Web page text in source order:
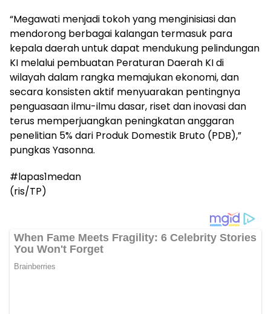
“Megawati menjadi tokoh yang menginisiasi dan
mendorong berbagai kalangan termasuk para
kepala daerah untuk dapat mendukung pelindungan
KI melalui pembuatan Peraturan Daerah KI di
wilayah dalam rangka memajukan ekonomi, dan
secara konsisten aktif menyuarakan pentingnya
penguasaan ilmu-ilmu dasar, riset dan inovasi dan
terus memperjuangkan peningkatan anggaran
penelitian 5% dari Produk Domestik Bruto (PDB),”
pungkas Yasonna.
#lapas1medan
(ris/TP)